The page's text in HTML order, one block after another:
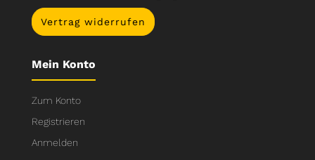
Vertrag widerrufen
Mein Konto
Zum Konto
Registrieren
Anmelden